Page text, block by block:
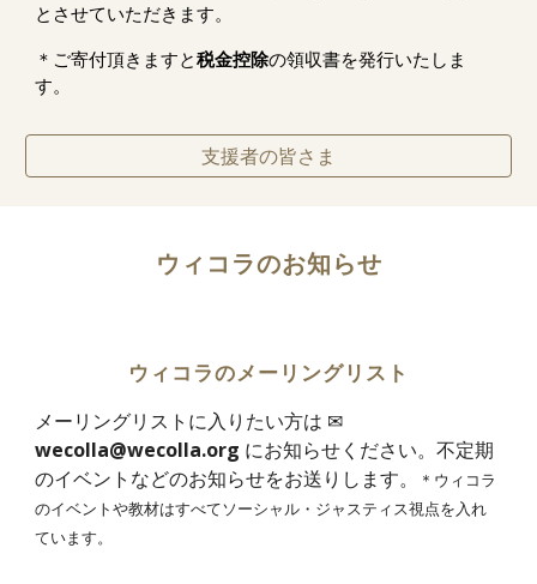
とさせていただきます。
​＊ご寄付頂きますと税金控除の領収書を発行いたしま
す。
支援者の皆さま
ウィコラのお知らせ
ウィコラのメーリングリスト
メーリングリストに入りたい方は ✉
wecolla@wecolla.org にお知らせください。不定期
のイベントなどのお知らせをお送りします。
＊ウィコラ
のイベントや教材はすべてソーシャル・ジャスティス視点を入れ
ています。